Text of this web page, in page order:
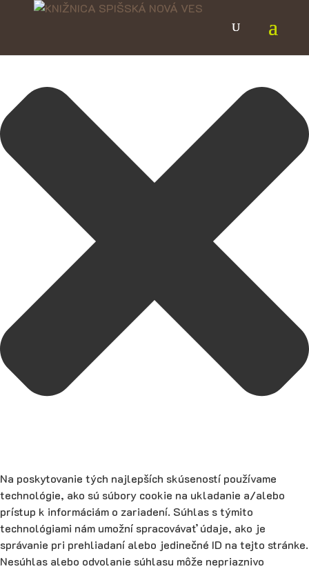
Spravovať Súhlas
Na poskytovanie tých najlepších skúseností používame
technológie, ako sú súbory cookie na ukladanie a/alebo
prístup k informáciám o zariadení. Súhlas s týmito
technológiami nám umožní spracovávať údaje, ako je
správanie pri prehliadaní alebo jedinečné ID na tejto stránke.
Nesúhlas alebo odvolanie súhlasu môže nepriaznivo